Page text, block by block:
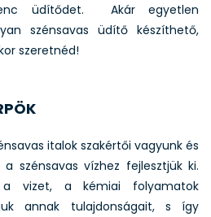
üdítődet. Akár egyetlen
szénsavas üdítő készíthető,
szeretnéd!
italok szakértői vagyunk és
szénsavas vízhez fejlesztjük ki.
a vizet, a kémiai folyamatok
annak tulajdonságait, s így